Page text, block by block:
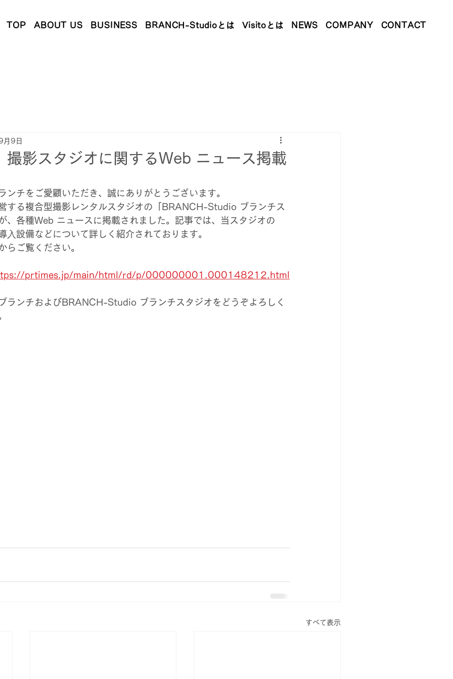
TOP ABOUT US BUSINESS BRANCH-Studioとは Visitoとは NEWS COMPANY CONTACT
撮影スタジオに関するWeb ニュース掲載
9日
ンチをご愛顧いただき、誠にありがとうございます。
する複合型撮影レンタルスタジオの「BRANCH-Studio ブランチス
、各種Web ニュースに掲載されました。記事では、当スタジオの
⼊設備などについて詳しく紹介されております。
らご覧ください。
prtimes.jp/main/html/rd/p/000000001.000148212.html
ランチおよびBRANCH-Studio ブランチスタジオをどうぞよろしく
すべて表示